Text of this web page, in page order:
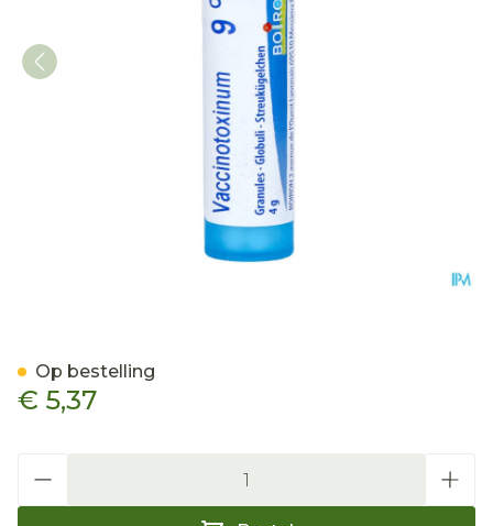
€ 5,37
Op bestelling